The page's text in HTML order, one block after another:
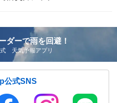
ダーで雨を回避！
天気予報アプリ
公式SNS